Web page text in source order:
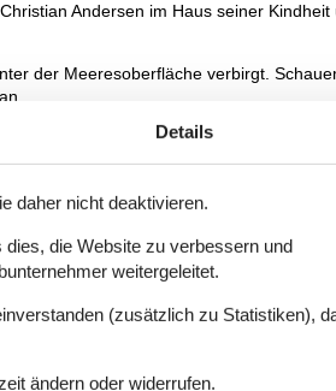
Andersen im Haus seiner
der Meeresoberfläche verbirgt.
in der Umgebung.
Details
daher nicht deaktivieren.
die Website zu verbessern und
weitergeleitet.
(zusätzlich zu Statistiken),
ändern oder widerrufen.